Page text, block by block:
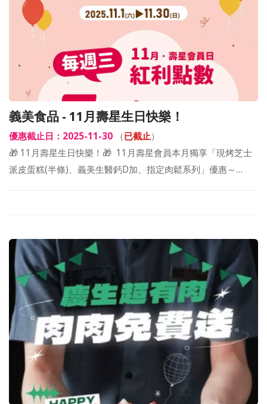
義美食品 - 11月壽星生日快樂！
優惠截止日：2025-11-30 （已截止）
🎁 11月壽星生日快樂！🎁 ​ 11月壽星會員本月獨享「現烤芝士
派皮蛋糕(半條)、義美生醫鈣D加、指定肉鬆系列」優惠～…